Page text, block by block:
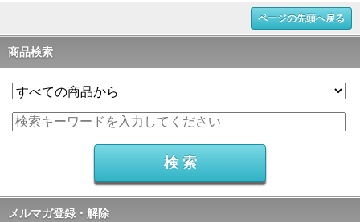
ページの先頭へ戻る
商品検索
メルマガ登録・解除